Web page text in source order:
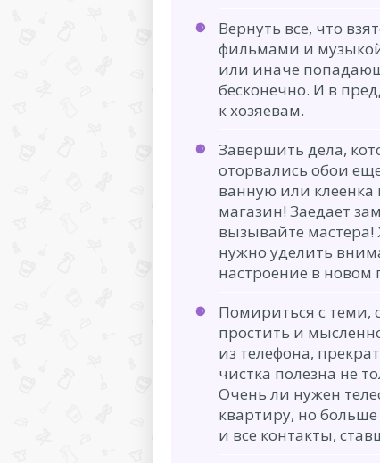
Вернуть все, что
фильмами и
или иначе
бесконечно. И в
к хозяевам.
Завершить дела,
оторвались обои
ванную или клеенка
магазин! Заедает
вызывайте
нужно уделить
настроение в новом
Помириться с теми,
простить и
из телефона,
чистка полезна не
Очень ли нужен
квартиру, но
и все контакты,